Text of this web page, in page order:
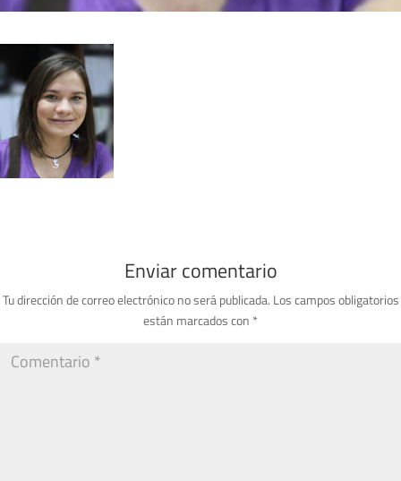
Enviar comentario
Tu dirección de correo electrónico no será publicada. Los campos obligatorios
están marcados con *